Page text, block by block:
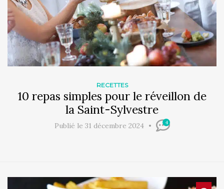
RECETTES
10 repas simples pour le réveillon de
la Saint-Sylvestre
Publié le 31 décembre 2024 4